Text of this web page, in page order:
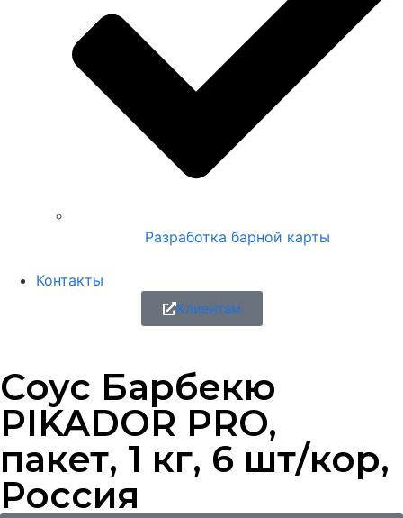
Разработка барной карты
Контакты
Клиентам
Соус Барбекю
PIKADOR PRO,
пакет, 1 кг, 6 шт/кор,
Россия